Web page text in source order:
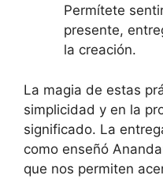
Permítete
presente,
la creación.
La magia de estas
simplicidad y en la
significado. La
como enseñó
que nos permiten